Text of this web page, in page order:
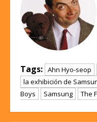
Tags: Ahn Hyo-seop
la exhibición de
Boys
Samsung The